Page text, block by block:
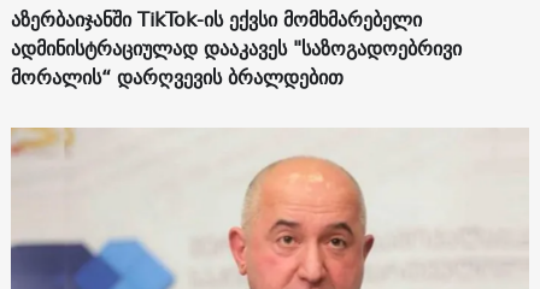
აზერბაიჯანში TikTok-ის ექვსი მომხმარებელი
ადმინისტრაციულად დააკავეს "საზოგადოებრივი
მორალის“ დარღვევის ბრალდებით